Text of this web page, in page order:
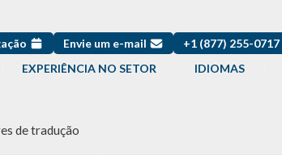
Envie um e-mail +1 (877) 255-0717
EXPERIÊNCIA NO SETOR IDIOMAS
de tradução